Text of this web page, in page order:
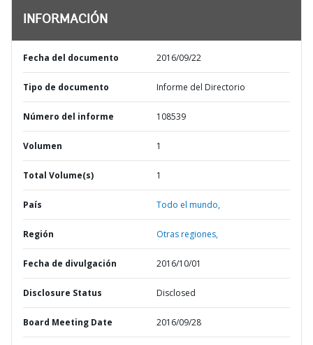
INFORMACIÓN
Fecha del documento 2016/09/22
Tipo de documento Informe del Directorio
Número del informe 108539
Volumen 1
Total Volume(s) 1
País Todo el mundo,
Región Otras regiones,
Fecha de divulgación 2016/10/01
Disclosure Status Disclosed
Board Meeting Date 2016/09/28